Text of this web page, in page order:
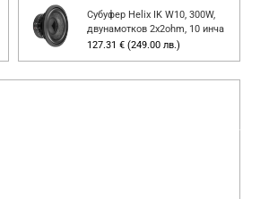
Субуфер Helix IK W10, 300W,
двунамотков 2х2ohm, 10 инча
127.31 € (249.00 лв.)